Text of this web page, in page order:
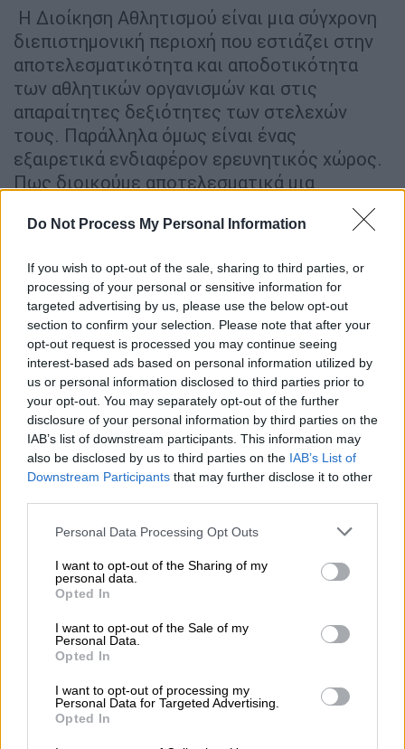
Do Not Process My Personal Information
If you wish to opt-out of the sale, sharing to third parties, or
processing of your personal or sensitive information for
targeted advertising by us, please use the below opt-out
section to confirm your selection. Please note that after your
opt-out request is processed you may continue seeing
interest-based ads based on personal information utilized by
us or personal information disclosed to third parties prior to
your opt-out. You may separately opt-out of the further
disclosure of your personal information by third parties on the
IAB’s list of downstream participants. This information may
also be disclosed by us to third parties on the IAB’s List of
Downstream Participants that may further disclose it to other
Please note that this website/app uses one or more Google
not limited to your visit or usage behaviour. You may click to
grant or deny consent to Google and its third-party tags to
use your data for below specified purposes in below Google
consent section.
Personal Data Processing Opt Outs
I want to opt-out of the Sharing of my
personal data.
Opted In
I want to opt-out of the Sale of my
Personal Data.
Opted In
I want to opt-out of processing my
Personal Data for Targeted Advertising.
Opted In
H Διοίκηση Αθλητισμού είναι μια σύγχρονη
διεπιστημονική περιοχή που εστιάζει στην
αποτελεσματικότητα και αποδοτικότητα
των αθλητικών οργανισμών και στις
απαραίτητες δεξιότητες των στελεχών
τους. Παράλληλα όμως είναι ένας
εξαιρετικά ενδιαφέρον ερευνητικός χώρος.
Πως διοικούμε αποτελεσματικά μια
μπορούμε να οργανώσουμε επιτυχημένες
αθλητισμό στο επίκεντρο της κοινωνικής
και ακαδημαϊκής ζωής, υπενθυμίζοντας τα
ιδεώδη και τους συμβολισμούς του; Με τα
προγράμματα σπουδών στη διοίκηση
αθλητικών οργανισμών ανά τον κόσμο να
κερδίζουν όλο και μεγαλύτερο κομμάτι της
παγκόσμιας ακαδημαϊκής «πίτας» και τις
επιστημονικές περιοχές που αφορούν τον
αθλητισμό να πολλαπλασιάζονται διαρκώς
σε όλο τον πλανήτη, το Ελληνικό Ανοικτό
Πανεπιστήμιο ξεκινάει από την επόμενη
ακαδημαϊκή χρονιά την λειτουργία ενός νέου
Μεταπτυχιακού Προγράμματος Σπουδών
που κινείται ακριβώς σ αυτή την
κατεύθυνση: την Διοίκηση του αθλητισμού.
Η αγορά εργασίας άλλωστε για στελέχη που
θα έχουν την σωστή κατάρτιση στο χώρο
του αθλητισμού είναι πλέον τεράστια:
ποδόσφαιρο, καλαθοσφαίριση,